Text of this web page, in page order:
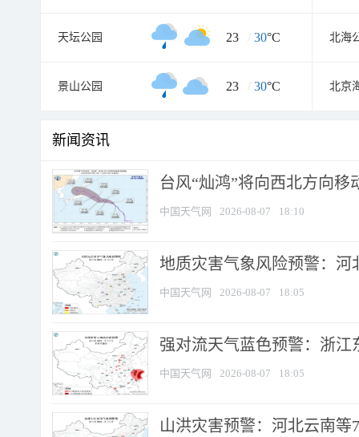
天坛公园 23 / 30°C 北海
景山公园 23 / 30°C 北京
新闻资讯
台风“灿鸿”将向西北方向移
中国天气网 2026-08-07 18:10
地质灾害气象风险预警：河
中国天气网 2026-08-07 18:05
强对流天气蓝色预警：浙江
中国天气网 2026-08-07 18:05
山洪灾害预警：河北云南